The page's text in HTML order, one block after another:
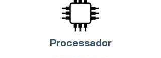
Processador